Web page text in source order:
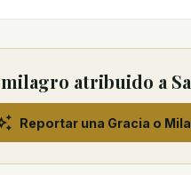
atribuido a
Reportar una Gracia o